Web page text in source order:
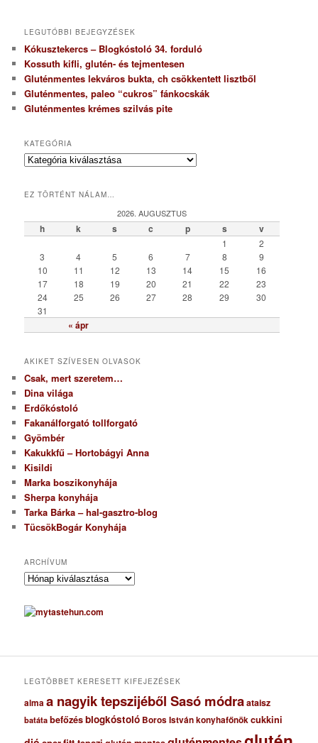
LEGUTÓBBI BEJEGYZÉSEK
Kókusztekercs – Blogkóstoló 34. forduló
Kossuth kifli, glutén- és tejmentesen
Gluténmentes lekváros bukta, ch csökkentett lisztből
Gluténmentes, paleo “cukros” fánkocskák
Gluténmentes krémes szilvás pite
KATEGÓRIA
K
e
r
EZ TÖRTÉNT NÁLAM…
2026. AUGUSZTUS
h k s c p s v
« ápr
1
2
3
4 5 6 7 8
9
10
11 12 13 14 15
16
17
18 19 20 21 22
23
24
25 26 27 28 29
30
31
AKIKET SZÍVESEN OLVASOK
Csak, mert szeretem…
Dina világa
Erdőkóstoló
Fakanálforgató tollforgató
Gyömbér
Kakukkfű – Hortobágyi Anna
Kisildi
Marka boszikonyhája
Sherpa konyhája
Tarka Bárka – hal-gasztro-blog
TücsökBogár Konyhája
ARCHÍVUM
A
c
h
u
LEGTÖBBET KERESETT KIFEJEZÉSEK
almaa nagyik tepszijéből Sasó módraataisz
batáta befőzésblogkóstoló Boros István konyhafőnökcukkini